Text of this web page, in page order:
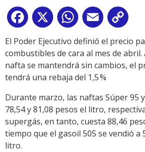
Facebook
X WhatsApp
Email
El Poder Ejecutivo definió el precio
combustibles de cara al mes de
nafta se mantendrá sin cambios, el
tendrá una rebaja del 1,5 %
Durante marzo, las naftas Súper 95
78,54 y 81,08 pesos el litro,
supergás, en tanto, cuesta 88,46
tiempo que el gasoil 50S se vendió a
litro.